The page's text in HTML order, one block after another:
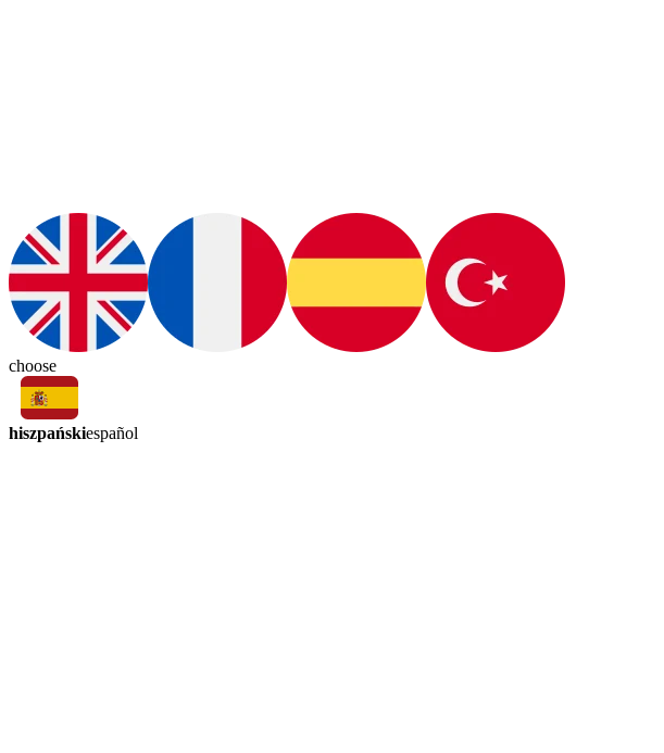
choose
hiszpańskiespañol